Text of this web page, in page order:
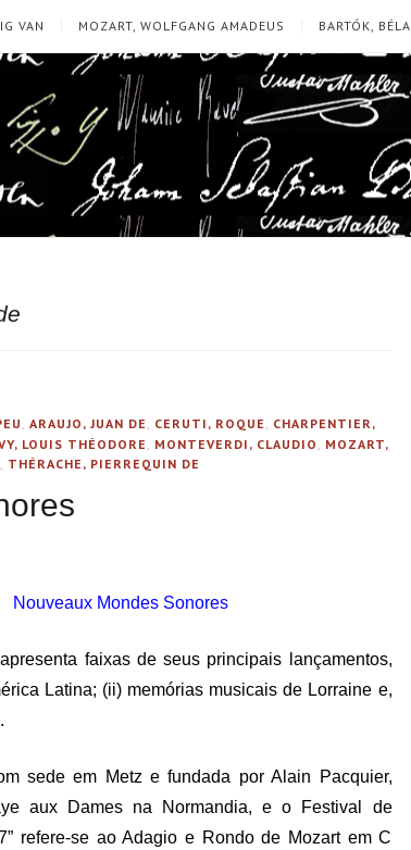
VAN MOZART, WOLFGANG AMADEUS BARTÓK, BÉLA
ARAUJO, JUAN DE CERUTI, ROQUE
CHARPENTIER,
LOUIS THÉODORE MONTEVERDI, CLAUDIO
MOZART,
THÉRACHE, PIERREQUIN DE
Nouveaux Mondes Sonores
faixas de seus principais lançamentos,
Latina; (ii) memórias musicais de Lorraine e,
sede em Metz e fundada por Alain Pacquier,
aux Dames na Normandia, e o Festival de
refere-se ao Adagio e Rondo de Mozart em C